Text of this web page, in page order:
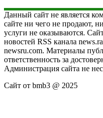
Данный сайт не является
сайте ни чего не продают,
услуги не оказываются.
новостей RSS канала
newsru.com. Материалы
ответственность за
Администрация сайта не
Сайт от bmb3 @ 2025